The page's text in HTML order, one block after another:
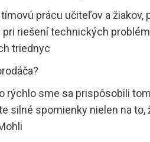
prácu učiteľov a žiakov,
riešení technických
triednyc
rýchlo sme sa prispôsobili
silné spomienky nielen na to,